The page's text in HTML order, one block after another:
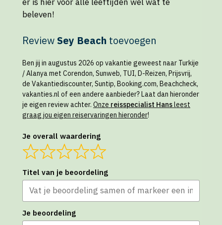
beleven!
Review Sey Beach toevoegen
Ben jij in augustus 2026 op vakantie geweest naar Turkije
/ Alanya met Corendon, Sunweb, TUI, D-Reizen, Prijsvrij,
de Vakantiediscounter, Suntip, Booking.com, Beachcheck,
vakanties.nl of een andere aanbieder? Laat dan hieronder
je eigen review achter. Onze reisspecialist Hansleest
graag jou eigen reiservaringen hieronder!
Je overall waardering
Titel van je beoordeling
Je beoordeling